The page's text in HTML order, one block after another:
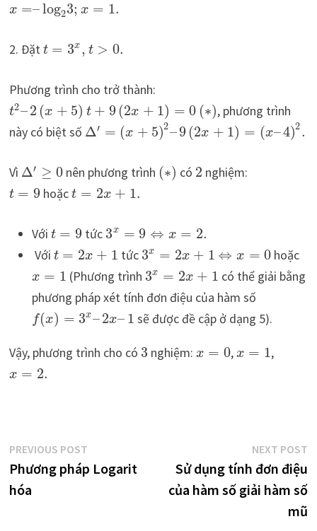
x =–log23; x = 1.
2. Đặt t = 3x , t > 0.
Phương trình cho trở thành:
t2–2 (x + 5) t + 9 (2x + 1) = 0 (∗), phương trình
này có biệt số Δ′ = (x + 5)2–9 (2x + 1) = (x–4)2.
Vì Δ′ ≥ 0nên phương trình (∗) có 2 nghiệm:
t = 9 hoặct = 2x + 1.
Với t = 9 tức 3x = 9 ⇔ x = 2.
Với t = 2x + 1 tức 3x = 2x + 1 ⇔ x = 0 hoặc
x = 1 (Phương trình 3x = 2x + 1 có thể giải bằng
phương pháp xét tính đơn điệu của hàm số
f(x) = 3x–2x– 1 sẽ được đề cập ở dạng 5).
Vậy, phương trình cho có 3 nghiệm: x = 0, x = 1,
x = 2.
Điều
hướng
PREVIOUS POSTPrevious
post:
Phương pháp Logarit
hóa
NEXT POST
Sử dụng tính đơn điệu
của hàm số giải hàm số
mũ